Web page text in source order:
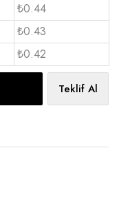
₺0.44
₺0.43
₺0.42
Teklif Al